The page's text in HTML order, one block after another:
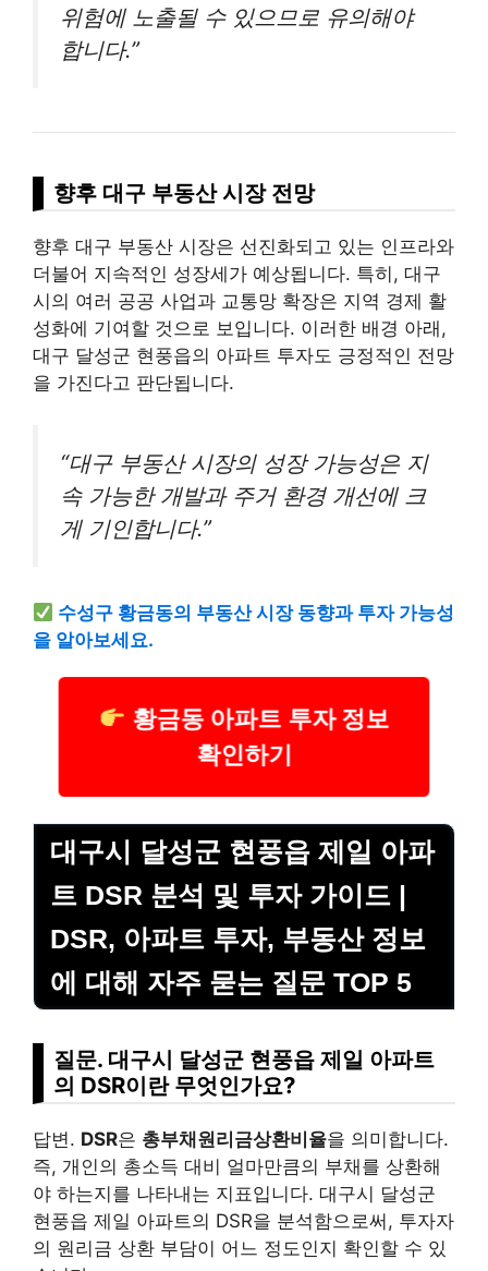
위험에 노출될 수 있으므로 유의해야
합니다.”
향후 대구 부동산 시장 전망
향후 대구 부동산 시장은 선진화되고 있는 인프라와
더불어 지속적인 성장세가 예상됩니다. 특히, 대구
시의 여러 공공 사업과 교통망 확장은 지역 경제 활
성화에 기여할 것으로 보입니다. 이러한 배경 아래,
대구 달성군 현풍읍의 아파트 투자도 긍정적인 전망
을 가진다고 판단됩니다.
“대구 부동산 시장의 성장 가능성은 지
속 가능한 개발과 주거 환경 개선에 크
게 기인합니다.”
수성구 황금동의 부동산 시장 동향과 투자 가능성
을 알아보세요.
황금동 아파트 투자 정보
확인하기
대구시 달성군 현풍읍 제일 아파
트 DSR 분석 및 투자 가이드 |
DSR, 아파트 투자, 부동산 정보
에 대해 자주 묻는 질문 TOP 5
질문. 대구시 달성군 현풍읍 제일 아파트
의 DSR이란 무엇인가요?
답변. DSR은 총부채원리금상환비율을 의미합니다.
즉, 개인의 총소득 대비 얼마만큼의 부채를 상환해
야 하는지를 나타내는 지표입니다. 대구시 달성군
현풍읍 제일 아파트의 DSR을 분석함으로써, 투자자
의 원리금 상환 부담이 어느 정도인지 확인할 수 있